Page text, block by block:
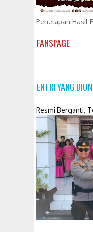
Penetapan Hasil
FANSPAGE
ENTRI YANG
Resmi Berganti,